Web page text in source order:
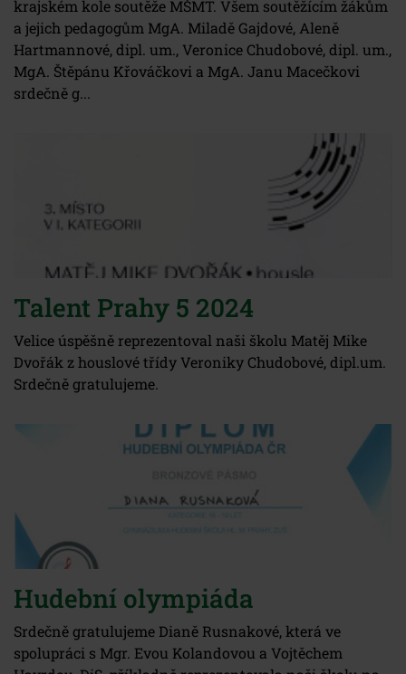
krajském kole soutěže MŠMT. Všem soutěžícím žákům
a jejich pedagogům MgA. Miladě Gajdové, Aleně
Hartmannové, dipl. um., Veronice Chudobové, dipl. um.,
MgA. Štěpánu Křováčkovi a MgA. Janu Macečkovi
srdečně g...
Talent Prahy 5 2024
Velice úspěšně reprezentoval naši školu Matěj Mike
Dvořák z houslové třídy Veroniky Chudobové, dipl.um.
Srdečně gratulujeme.
Hudební olympiáda
Srdečně gratulujeme Dianě Rusnakové, která ve
spolupráci s Mgr. Evou Kolandovou a Vojtěchem